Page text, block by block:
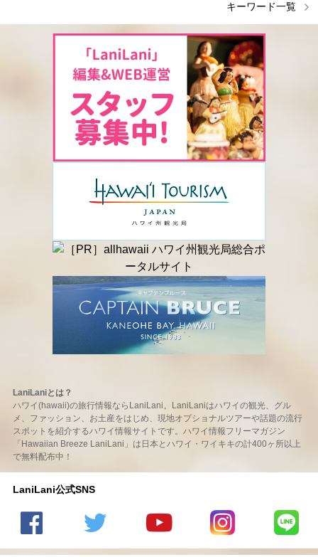
キーワード一覧
LaniLaniとは？
ハワイ(hawaii)の旅行情報ならLaniLani。LaniLaniはハワイの観光、グル
メ、ファッション、お土産をはじめ、現地オプショナルツアーや話題の流行
スポットを紹介するハワイ情報サイトです。ハワイ情報フリーマガジン
「Hawaiian Breeze LaniLani」は日本とハワイ・ワイキキの計400ヶ所以上
で無料配布中！
LaniLani公式SNS
LaniLani
LaniLani